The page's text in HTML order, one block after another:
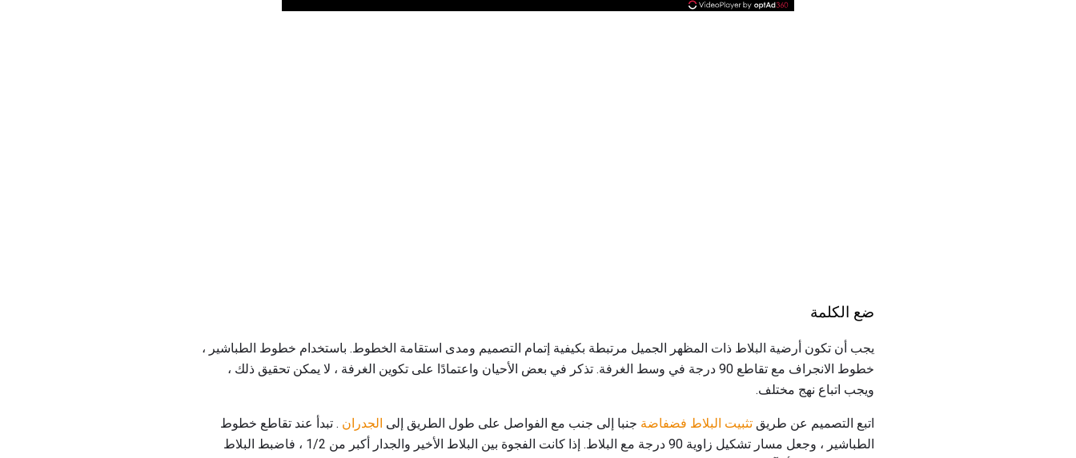
ضع الكلمة
يجب أن تكون أرضية البلاط ذات المظهر الجميل مرتبطة بكيفية إتمام التصميم ومدى استقامة الخطوط. باستخدام خطوط الطباشير ،
خطوط الانجراف مع تقاطع 90 درجة في وسط الغرفة. تذكر في بعض الأحيان واعتمادًا على تكوين الغرفة ، لا يمكن تحقيق ذلك ،
ويجب اتباع نهج مختلف.
اتبع التصميم عن طريق تثبيت البلاط فضفاضة جنبا إلى جنب مع الفواصل على طول الطريق إلى الجدران . تبدأ عند تقاطع خطوط
الطباشير ، وجعل مسار تشكيل زاوية 90 درجة مع البلاط. إذا كانت الفجوة بين البلاط الأخير والجدار أكبر من 1/2 ، فاضبط البلاط